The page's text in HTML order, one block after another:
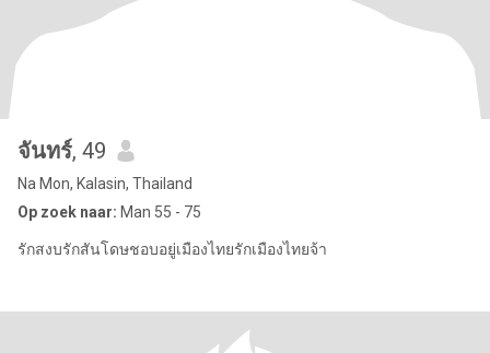
จันทร์, 49
Na Mon, Kalasin, Thailand
Op zoek naar: Man 55 - 75
รักสงบรักสันโดษชอบอยู่เมืองไทยรักเมืองไทยจ้า